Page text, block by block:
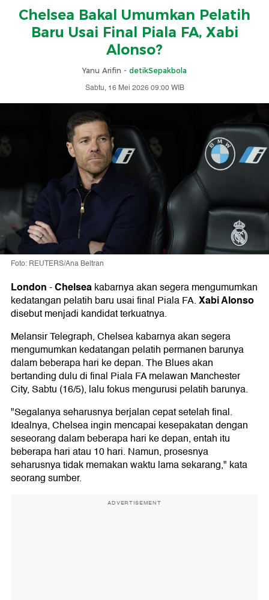
Chelsea Bakal Umumkan Pelatih
Baru Usai Final Piala FA, Xabi
Alonso?
Yanu Arifin - detikSepakbola
Sabtu, 16 Mei 2026 09:00 WIB
Foto: REUTERS/Ana Beltran
London-Chelseakabarnya akan segera mengumumkan
kedatangan pelatih baru usai final Piala FA.Xabi Alonso
disebut menjadi kandidat terkuatnya.
Melansir Telegraph, Chelsea kabarnya akan segera
mengumumkan kedatangan pelatih permanen barunya
dalam beberapa hari ke depan. The Blues akan
bertanding dulu di final Piala FA melawan Manchester
City, Sabtu (16/5), lalu fokus mengurusi pelatih barunya.
"Segalanya seharusnya berjalan cepat setelah final.
Idealnya, Chelsea ingin mencapai kesepakatan dengan
seseorang dalam beberapa hari ke depan, entah itu
beberapa hari atau 10 hari. Namun, prosesnya
seharusnya tidak memakan waktu lama sekarang," kata
seorang sumber.
ADVERTISEMENT